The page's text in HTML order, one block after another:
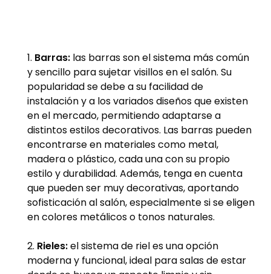
Barras: las barras son el sistema más común
y sencillo para sujetar visillos en el salón. Su
popularidad se debe a su facilidad de
instalación y a los variados diseños que existen
en el mercado, permitiendo adaptarse a
distintos estilos decorativos. Las barras pueden
encontrarse en materiales como metal,
madera o plástico, cada una con su propio
estilo y durabilidad. Además, tenga en cuenta
que pueden ser muy decorativas, aportando
sofisticación al salón, especialmente si se eligen
en colores metálicos o tonos naturales.
Rieles:el sistema de riel es una opción
moderna y funcional, ideal para salas de estar